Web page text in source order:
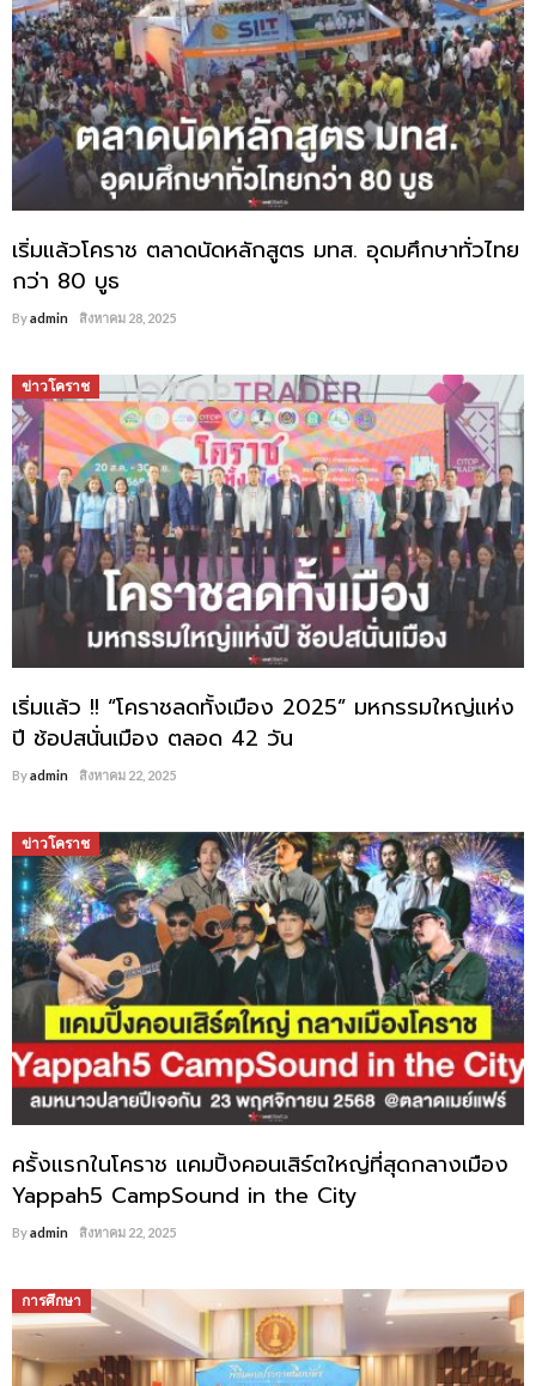
เริ่มแล้วโคราช ตลาดนัดหลักสูตร มทส. อุดมศึกษาทั่วไทย
กว่า 80 บูธ
Byadmin สิงหาคม 28, 2025
ข่าวโคราช
เริ่มแล้ว !! “โคราชลดทั้งเมือง 2025” มหกรรมใหญ่แห่ง
ปี ช้อปสนั่นเมือง ตลอด 42 วัน
Byadmin สิงหาคม 22, 2025
ข่าวโคราช
ครั้งแรกในโคราช แคมปิ้งคอนเสิร์ตใหญ่ที่สุดกลางเมือง
Yappah5 CampSound in the City
Byadmin สิงหาคม 22, 2025
การศึกษา